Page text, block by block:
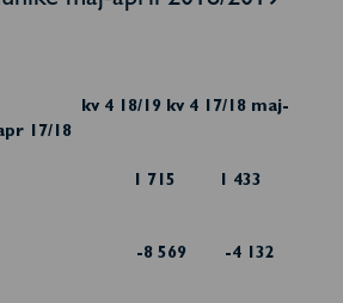
19 kv 4 17/18 maj-
17/18
1 715 1 433
-8 569 -4 132